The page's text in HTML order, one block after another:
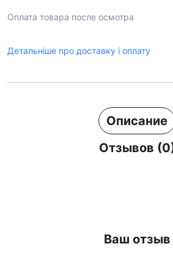
Оплата товара после осмотра
Детальніше про доставку і оплату
Описание
Отзывов
Ваш отзыв